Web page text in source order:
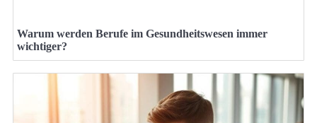
Warum werden Berufe im Gesundheitswesen immer
wichtiger?